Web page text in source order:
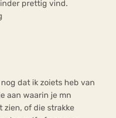
prettig vind.
dat ik zoiets heb van
aan waarin je mn
zien, of die strakke